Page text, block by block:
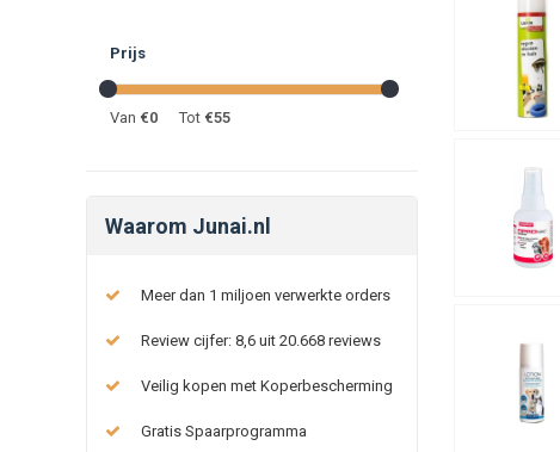
Prijs
Van €0 Tot €55
Waarom Junai.nl
Meer dan 1 miljoen verwerkte orders
Review cijfer: 8,6 uit 20.668 reviews
Veilig kopen met Koperbescherming
Gratis Spaarprogramma